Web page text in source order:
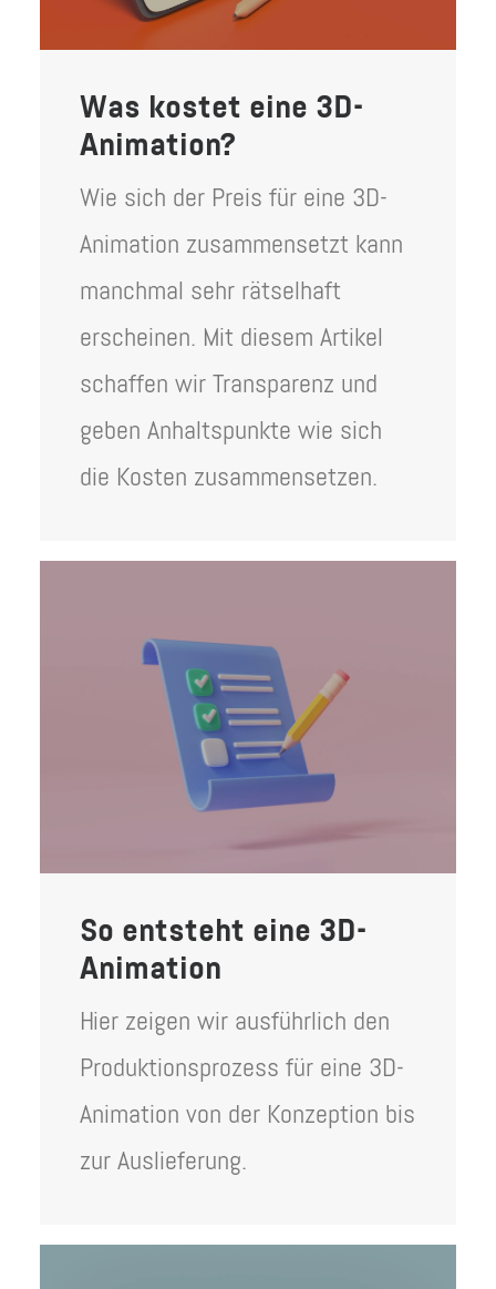
Was kostet eine 3D-
Animation?
Wie sich der Preis für eine 3D-
Animation zusammensetzt kann
manchmal sehr rätselhaft
erscheinen. Mit diesem Artikel
schaffen wir Transparenz und
geben Anhaltspunkte wie sich
die Kosten zusammensetzen.
So entsteht eine 3D-
Animation
Hier zeigen wir ausführlich den
Produktionsprozess für eine 3D-
Animation von der Konzeption bis
zur Auslieferung.